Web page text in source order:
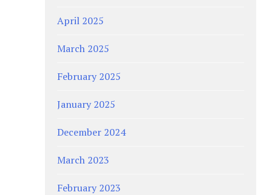
April 2025
March 2025
February 2025
January 2025
December 2024
March 2023
February 2023